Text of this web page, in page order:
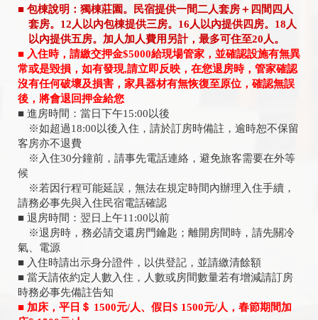
■ 包棟說明：獨棟莊園。民宿提供一間二人套房＋四間四人
套房。12人以內包棟提供三房。16人以內提供四房。18人
以內提供五房。加人加人費用另計，最多可住至20人。
■ 入住時，請繳交押金$5000給現場管家，並確認設施有無異
常或是毀損 ， 如有發現,請立即反映 ， 在您退房時，管家確認
沒有任何破壞及損害，家具器材有無恢復至原位 ， 確認無誤
後 ， 將會退回押金給您
■ 進房時間：當日下午15:00以後
※如超過18:00以後入住，請於訂房時備註，逾時恕不保留
客房亦不退費
※入住30分鐘前，請事先電話連絡，避免旅客需要在外等
候
※若因行程可能延誤，無法在規定時間內辦理入住手續，
請務必事先與入住民宿電話確認
■ 退房時間：翌日上午11:00以前
※退房時，務必請交還房門鑰匙；離開房間時，請先關冷
氣、電源
■ 入住時請出示身分證件，以供登記，並請繳清餘額
■ 當天請依約定人數入住，人數或房間數量若有增減請訂房
時務必事先備註告知
■ 加床，平日＄ 1500元/人、假日$ 1500元/人，春節期間加